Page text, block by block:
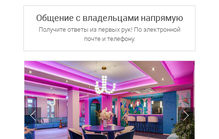
Общение с владельцами напрямую
Получите ответы из первых рук! По электронной
почте и телефону.